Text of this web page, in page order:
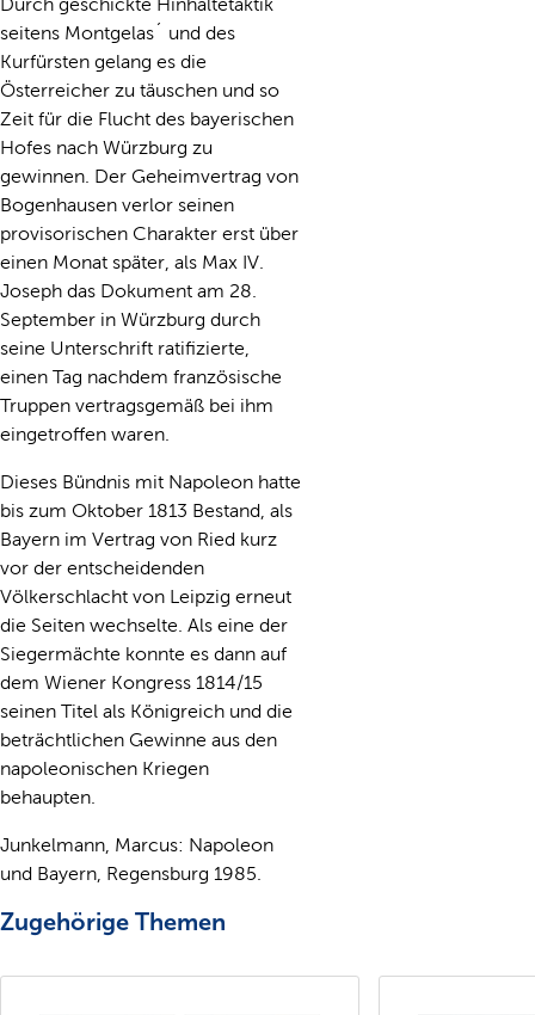
seitens Montgelas´ und des
Kurfürsten gelang es die
Österreicher zu täuschen und so
Zeit für die Flucht des bayerischen
Hofes nach Würzburg zu
gewinnen. Der Geheimvertrag von
Bogenhausen verlor seinen
provisorischen Charakter erst über
einen Monat später, als Max IV.
Joseph das Dokument am 28.
September in Würzburg durch
seine Unterschrift ratifizierte,
einen Tag nachdem französische
Truppen vertragsgemäß bei ihm
eingetroffen waren.
Dieses Bündnis mit Napoleon hatte
bis zum Oktober 1813 Bestand, als
Bayern im Vertrag von Ried kurz
vor der entscheidenden
Völkerschlacht von Leipzig erneut
die Seiten wechselte. Als eine der
Siegermächte konnte es dann auf
dem Wiener Kongress 1814/15
seinen Titel als Königreich und die
beträchtlichen Gewinne aus den
napoleonischen Kriegen
behaupten.
Junkelmann, Marcus: Napoleon
und Bayern, Regensburg 1985.
Zugehörige Themen